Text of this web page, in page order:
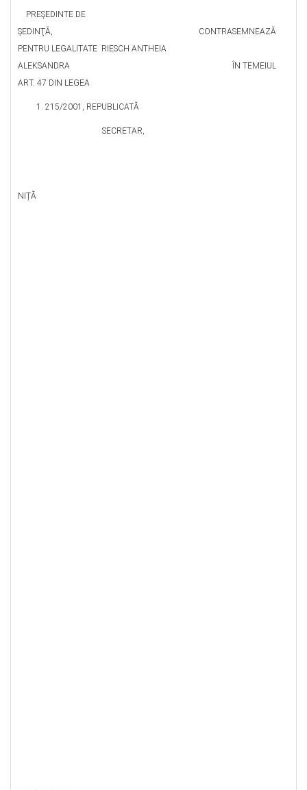
PREŞEDINTE DE
ŞEDINŢĂ, CONTRASEMNEAZĂ
PENTRU LEGALITATE RIESCH ANTHEIA
ALEKSANDRA ÎN TEMEIUL
ART. 47 DIN LEGEA
215/2001, REPUBLICATĂ
SECRETAR,
NIȚĂ